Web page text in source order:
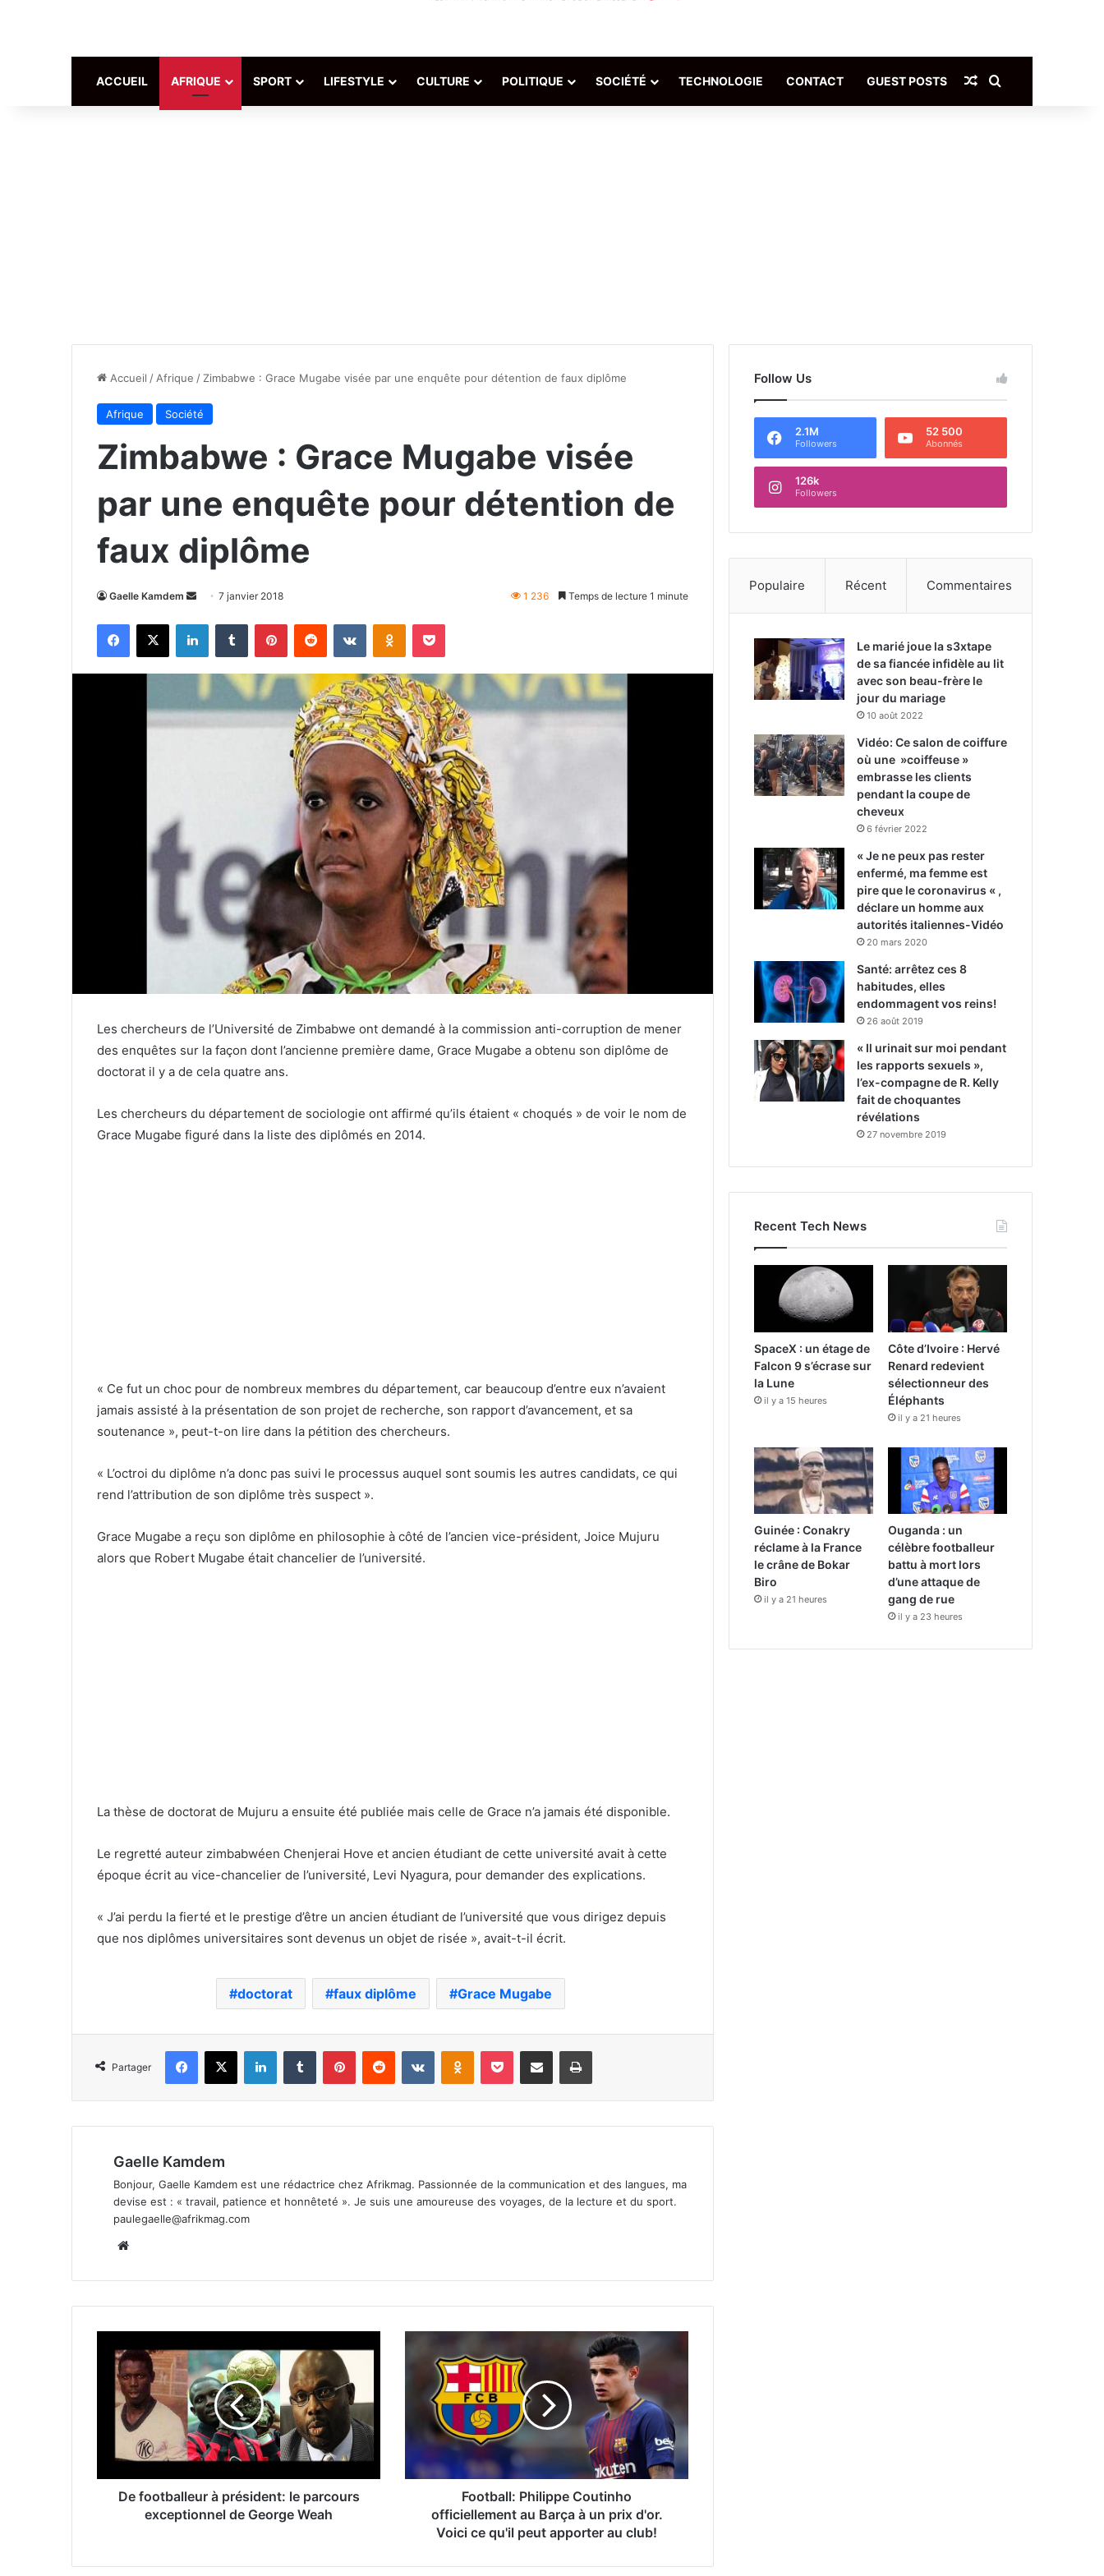
ACCUEIL AFRIQUE SPORT LIFESTYLE CULTURE POLITIQUE SOCIÉTÉ TECHNOLOGIE CONTACT GUEST POSTS Article Aléatoire
Accueil / Afrique / Zimbabwe : Grace Mugabe visée par une enquête pour détention de faux diplôme
Afrique Société
Zimbabwe : Grace Mugabe visée
par une enquête pour détention de
faux diplôme
Gaelle Kamdem
Envoyer
courriel
7 janvier 2018 1 236 Temps de lecture 1 minute
Facebook
X LinkedinTumblr PinterestReddit VKontakteOdnoklassniki
Pocket
Les chercheurs de l’Université de Zimbabwe ont demandé à la commission anti-corruption de mener
des enquêtes sur la façon dont l’ancienne première dame, Grace Mugabe a obtenu son diplôme de
doctorat il y a de cela quatre ans.
Les chercheurs du département de sociologie ont affirmé qu’ils étaient « choqués » de voir le nom de
Grace Mugabe figuré dans la liste des diplômés en 2014.
« Ce fut un choc pour de nombreux membres du département, car beaucoup d’entre eux n’avaient
jamais assisté à la présentation de son projet de recherche, son rapport d’avancement, et sa
soutenance », peut-t-on lire dans la pétition des chercheurs.
« L’octroi du diplôme n’a donc pas suivi le processus auquel sont soumis les autres candidats, ce qui
rend l’attribution de son diplôme très suspect ».
Grace Mugabe a reçu son diplôme en philosophie à côté de l’ancien vice-président, Joice Mujuru
alors que Robert Mugabe était chancelier de l’université.
La thèse de doctorat de Mujuru a ensuite été publiée mais celle de Grace n’a jamais été disponible.
Le regretté auteur zimbabwéen Chenjerai Hove et ancien étudiant de cette université avait à cette
époque écrit au vice-chancelier de l’université, Levi Nyagura, pour demander des explications.
« J’ai perdu la fierté et le prestige d’être un ancien étudiant de l’université que vous dirigez depuis
que nos diplômes universitaires sont devenus un objet de risée », avait-t-il écrit.
doctorat faux diplôme Grace Mugabe
Partager
Facebook
X LinkedinTumblr PinterestReddit VKontakteOdnoklassniki
Pocket Partager par email Imprimer
Gaelle Kamdem
Bonjour, Gaelle Kamdem est une rédactrice chez Afrikmag. Passionnée de la communication et des langues, ma
devise est : « travail, patience et honnêteté ». Je suis une amoureuse des voyages, de la lecture et du sport.
paulegaelle@afrikmag.com
De footballeur à président: le parcours
exceptionnel de George Weah
Football: Philippe Coutinho
officiellement au Barça à un prix d'or.
Voici ce qu'il peut apporter au club!
Follow Us
2.1M
Followers
52 500
Abonnés
126k
Followers
Populaire Récent Commentaires
Le marié joue la s3xtape
de sa fiancée infidèle au lit
avec son beau-frère le
jour du mariage
10 août 2022
Vidéo: Ce salon de coiffure
où une »coiffeuse »
embrasse les clients
pendant la coupe de
cheveux
6 février 2022
« Je ne peux pas rester
enfermé, ma femme est
pire que le coronavirus « ,
déclare un homme aux
autorités italiennes-Vidéo
20 mars 2020
Santé: arrêtez ces 8
habitudes, elles
endommagent vos reins!
26 août 2019
« Il urinait sur moi pendant
les rapports sexuels »,
l’ex-compagne de R. Kelly
fait de choquantes
révélations
27 novembre 2019
Recent Tech News
SpaceX : un étage de
Falcon 9 s’écrase sur
la Lune
il y a 15 heures
Côte d’Ivoire : Hervé
Renard redevient
sélectionneur des
Éléphants
il y a 21 heures
Guinée : Conakry
réclame à la France
le crâne de Bokar
Biro
il y a 21 heures
Ouganda : un
célèbre footballeur
battu à mort lors
d’une attaque de
gang de rue
il y a 23 heures